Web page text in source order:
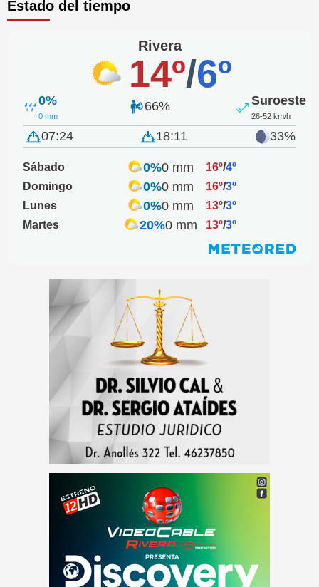
Estado del tiempo
Rivera
14º/6º
0%
0 mm
66% Suroeste
26-52 km/h
07:24 18:11 33%
Sábado 0%0 mm 16º/4º
Domingo
0%0 mm 16º/3º
Lunes
0%0 mm 13º/3º
Martes
20%0 mm 13º/3º